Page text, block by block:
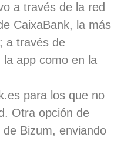
a través de la red
CaixaBank, la más
a través de
la app como en la
para los que no
Otra opción de
Bizum, enviando